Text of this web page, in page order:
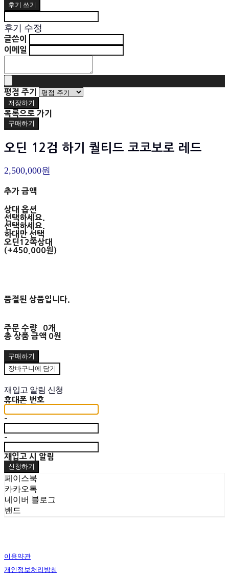
후기 쓰기
후기 수정
글쓴이
이메일
평점 주기
저장하기
목록으로 가기
구매하기
오딘 12검 하기 퀄티드 코코보로 레드
2,500,000원
추가 금액
상대 옵션
선택하세요.
선택하세요.
하대만 선택
오딘12쪽상대
(+450,000원)
품절된 상품입니다.
주문 수량
0개
총 상품 금액 0원
구매하기
장바구니에 담기
재입고 알림 신청
휴대폰 번호
-
-
재입고 시 알림
신청하기
페이스북
카카오톡
네이버 블로그
밴드
이용약관
개인정보처리방침